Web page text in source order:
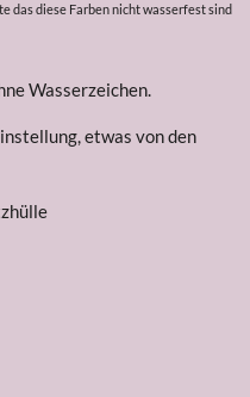
das diese Farben nicht wasserfest sind
Wasserzeichen.
etwas von den